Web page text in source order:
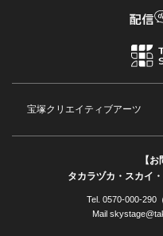
宝塚クリエイティブアーツ
【
タカラヅカ・スカイ
Tel. 0570-000-290
Mail